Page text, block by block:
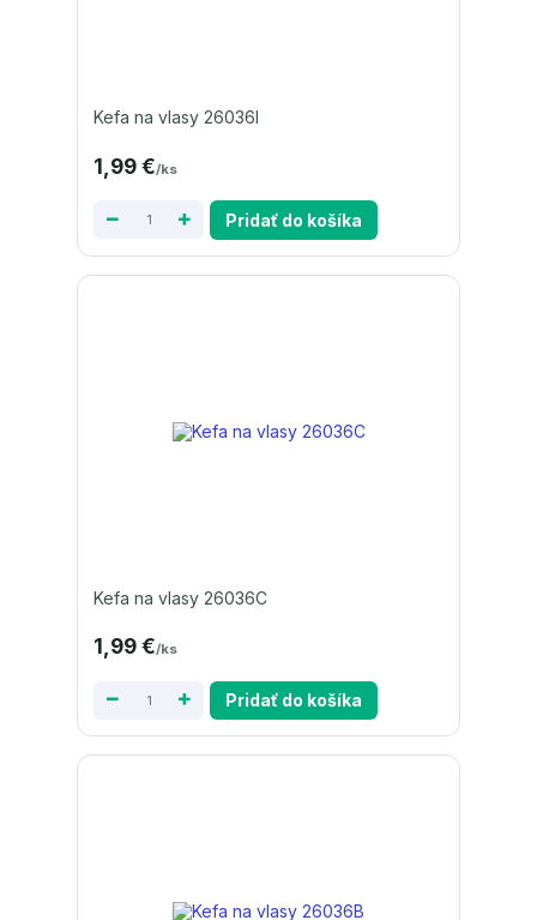
Kefa na vlasy 26036I
1,99 €/ks
Pridať do košíka
Kefa na vlasy 26036C
1,99 €/ks
Pridať do košíka